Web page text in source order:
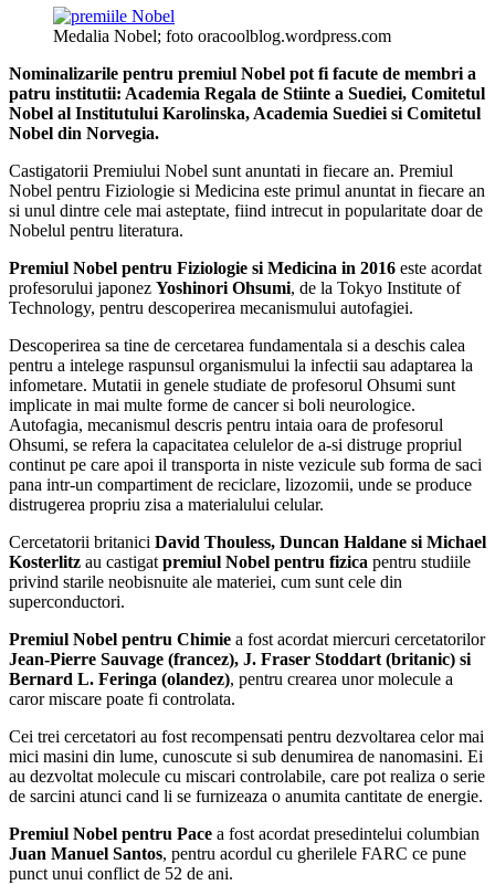
Medalia Nobel; foto oracoolblog.wordpress.com
Nominalizarile pentru premiul Nobel pot fi facute de membri a
patru institutii: Academia Regala de Stiinte a Suediei, Comitetul
Nobel al Institutului Karolinska, Academia Suediei si Comitetul
Nobel din Norvegia.
Castigatorii Premiului Nobel sunt anuntati in fiecare an. Premiul
Nobel pentru Fiziologie si Medicina este primul anuntat in fiecare an
si unul dintre cele mai asteptate, fiind intrecut in popularitate doar de
Nobelul pentru literatura.
Premiul Nobel pentru Fiziologie si Medicina in 2016 este acordat
profesorului japonez Yoshinori Ohsumi, de la Tokyo Institute of
Technology, pentru descoperirea mecanismului autofagiei.
Descoperirea sa tine de cercetarea fundamentala si a deschis calea
pentru a intelege raspunsul organismului la infectii sau adaptarea la
infometare. Mutatii in genele studiate de profesorul Ohsumi sunt
implicate in mai multe forme de cancer si boli neurologice.
Autofagia, mecanismul descris pentru intaia oara de profesorul
Ohsumi, se refera la capacitatea celulelor de a-si distruge propriul
continut pe care apoi il transporta in niste vezicule sub forma de saci
pana intr-un compartiment de reciclare, lizozomii, unde se produce
distrugerea propriu zisa a materialului celular.
Cercetatorii britanici David Thouless, Duncan Haldane si Michael
Kosterlitz au castigat premiul Nobel pentru fizica pentru studiile
privind starile neobisnuite ale materiei, cum sunt cele din
superconductori.
Premiul Nobel pentru Chimie a fost acordat miercuri cercetatorilor
Jean-Pierre Sauvage (francez), J. Fraser Stoddart (britanic) si
Bernard L. Feringa (olandez), pentru crearea unor molecule a
caror miscare poate fi controlata.
Cei trei cercetatori au fost recompensati pentru dezvoltarea celor mai
mici masini din lume, cunoscute si sub denumirea de nanomasini. Ei
au dezvoltat molecule cu miscari controlabile, care pot realiza o serie
de sarcini atunci cand li se furnizeaza o anumita cantitate de energie.
Premiul Nobel pentru Pace a fost acordat presedintelui columbian
Juan Manuel Santos, pentru acordul cu gherilele FARC ce pune
punct unui conflict de 52 de ani.